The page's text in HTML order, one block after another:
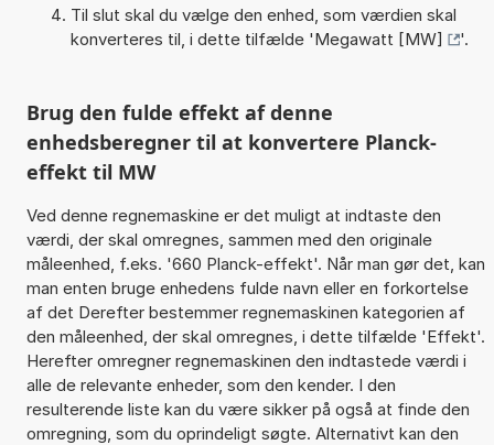
Til slut skal du vælge den enhed, som værdien skal
konverteres til, i dette tilfælde 'Megawatt [MW] '.
Brug den fulde effekt af denne
enhedsberegner til at konvertere Planck-
effekt til MW
Ved denne regnemaskine er det muligt at indtaste den
værdi, der skal omregnes, sammen med den originale
måleenhed, f.eks. '660 Planck-effekt'. Når man gør det, kan
man enten bruge enhedens fulde navn eller en forkortelse
af det Derefter bestemmer regnemaskinen kategorien af
den måleenhed, der skal omregnes, i dette tilfælde 'Effekt'.
Herefter omregner regnemaskinen den indtastede værdi i
alle de relevante enheder, som den kender. I den
resulterende liste kan du være sikker på også at finde den
omregning, som du oprindeligt søgte. Alternativt kan den